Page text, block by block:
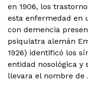
en 1906, los
esta enfermedad en
con demencia
psiquiatra alemán
1926) identificó los
entidad nosológica y
llevara el nombre de